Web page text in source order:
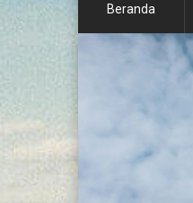
Beranda